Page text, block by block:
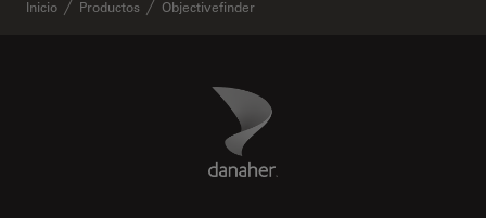
Inicio Productos Objectivefinder
Danaher Logo